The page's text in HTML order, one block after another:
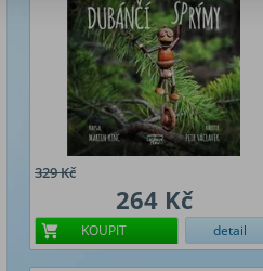
329 Kč
264 Kč
KOUPIT detail